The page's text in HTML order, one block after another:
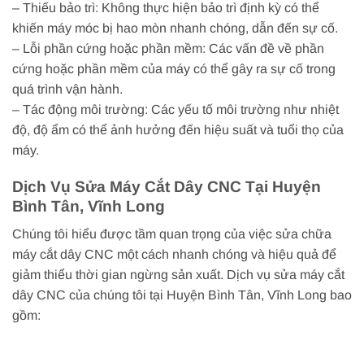
– Thiếu bảo trì: Không thực hiện bảo trì định kỳ có thể
khiến máy móc bị hao mòn nhanh chóng, dẫn đến sự cố.
– Lỗi phần cứng hoặc phần mềm: Các vấn đề về phần
cứng hoặc phần mềm của máy có thể gây ra sự cố trong
quá trình vận hành.
– Tác động môi trường: Các yếu tố môi trường như nhiệt
độ, độ ẩm có thể ảnh hưởng đến hiệu suất và tuổi thọ của
máy.
Dịch Vụ Sửa Máy Cắt Dây CNC Tại Huyện
Bình Tân, Vĩnh Long
Chúng tôi hiểu được tầm quan trọng của việc sửa chữa
máy cắt dây CNC một cách nhanh chóng và hiệu quả để
giảm thiểu thời gian ngừng sản xuất. Dịch vụ sửa máy cắt
dây CNC của chúng tôi tại Huyện Bình Tân, Vĩnh Long bao
gồm: